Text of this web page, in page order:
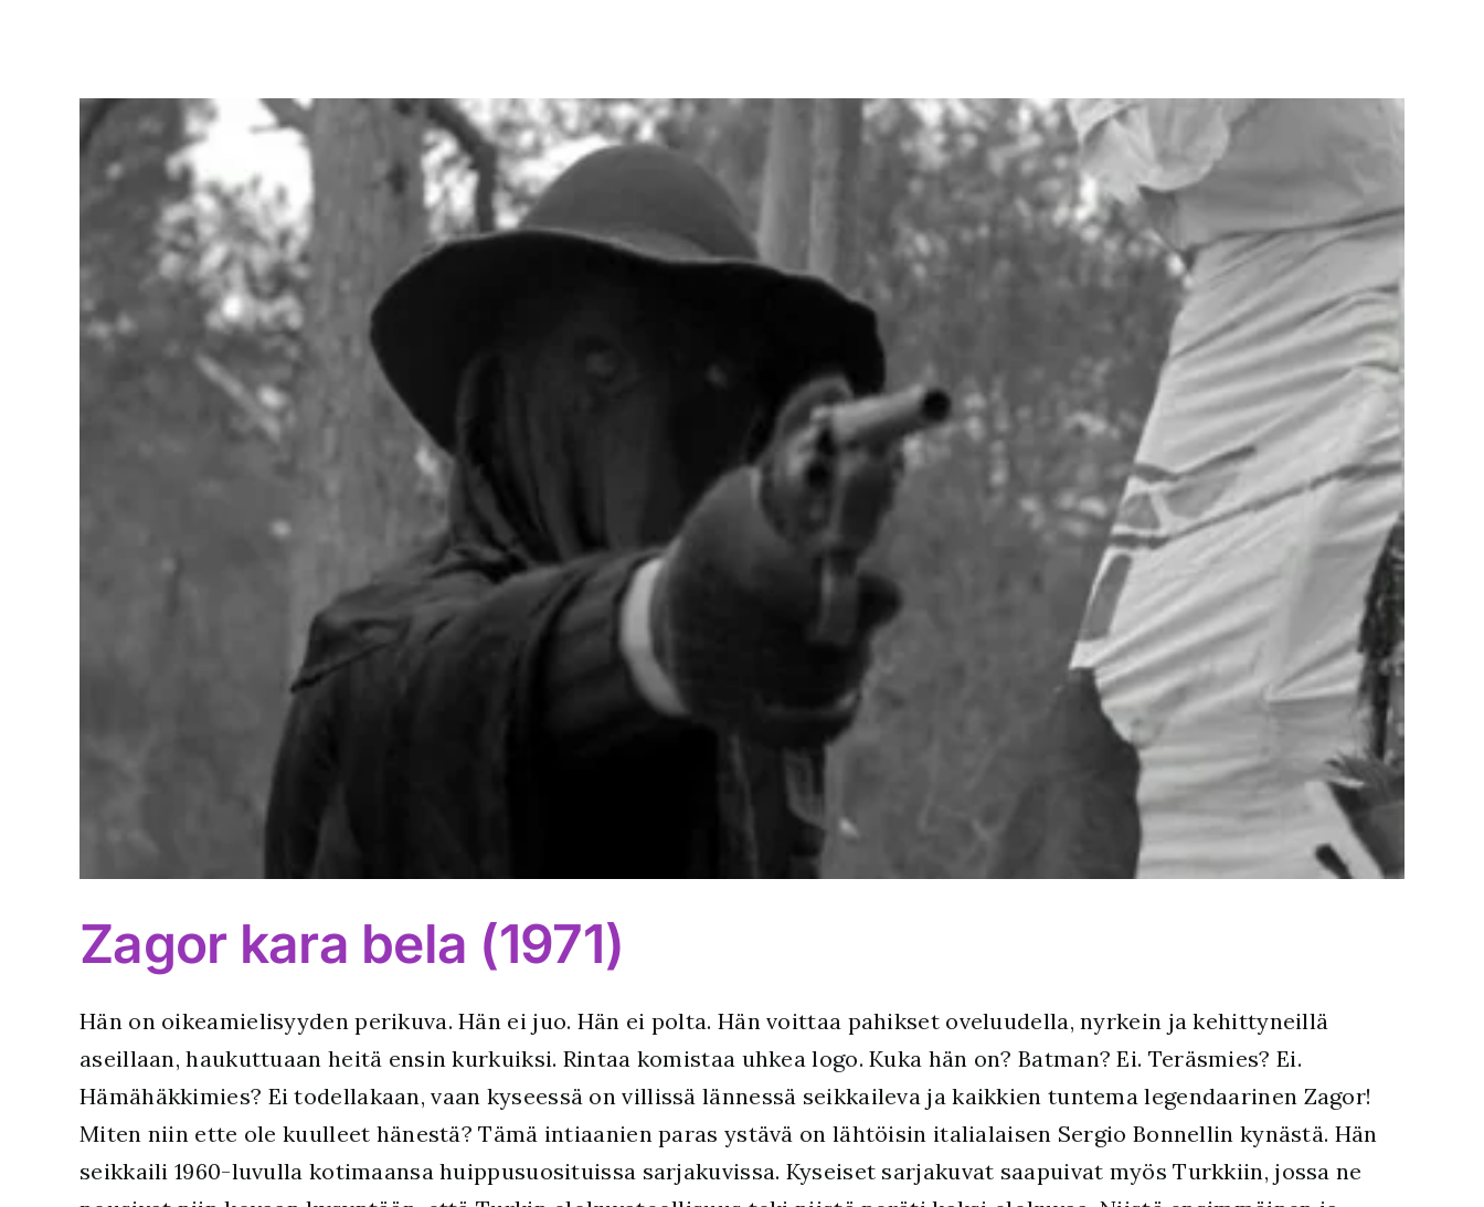
Zagor kara bela (1971)
Hän on oikeamielisyyden perikuva. Hän ei juo. Hän ei polta. Hän voittaa pahikset oveluudella, nyrkein ja kehittyneillä
aseillaan, haukuttuaan heitä ensin kurkuiksi. Rintaa komistaa uhkea logo. Kuka hän on? Batman? Ei. Teräsmies? Ei.
Hämähäkkimies? Ei todellakaan, vaan kyseessä on villissä lännessä seikkaileva ja kaikkien tuntema legendaarinen Zagor!
Miten niin ette ole kuulleet hänestä? Tämä intiaanien paras ystävä on lähtöisin italialaisen Sergio Bonnellin kynästä. Hän
seikkaili 1960-luvulla kotimaansa huippusuosituissa sarjakuvissa. Kyseiset sarjakuvat saapuivat myös Turkkiin, jossa ne